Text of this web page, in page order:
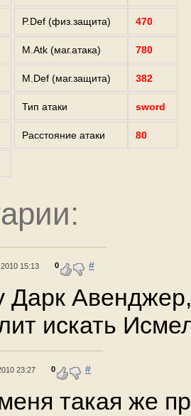
P.Def (физ.защита) 470
M.Atk (маг.атака) 780
M.Def (маг.защита) 382
Тип атаки sword
Расстояние атаки 80
15:13 0 #
Дарк
искать
23:27 0 #
такая же